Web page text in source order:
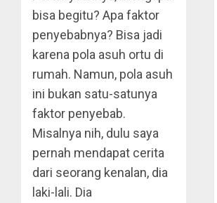
bisa begitu? Apa faktor
penyebabnya? Bisa jadi
karena pola asuh ortu di
rumah. Namun, pola asuh
ini bukan satu-satunya
faktor penyebab.
Misalnya nih, dulu saya
pernah mendapat cerita
dari seorang kenalan, dia
laki-lali. Dia